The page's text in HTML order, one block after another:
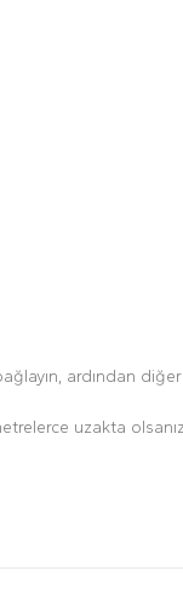
ardından
uzakta